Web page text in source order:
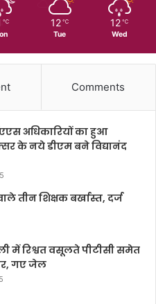
℃ 12 ℃
Tue
12 ℃
Wed
Comments
अधिकारियों का हुआ
के नये डीएम बने विद्यानंद
तीन शिक्षक बर्खास्त, दर्ज
में रिश्वत वसूलते पीटीसी समेत
गए जेल